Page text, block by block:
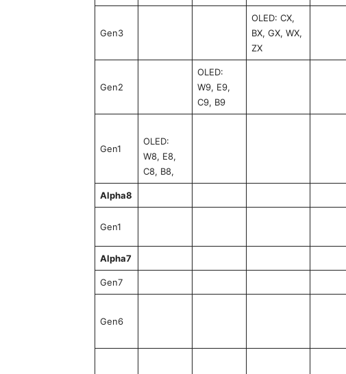
Gen3
OLED: CX,
BX, GX, WX,
ZX
Gen2
OLED:
W9, E9,
C9, B9
Gen1
OLED:
W8, E8,
C8, B8,
Alpha8
Gen1
Alpha7
Gen7
Gen6